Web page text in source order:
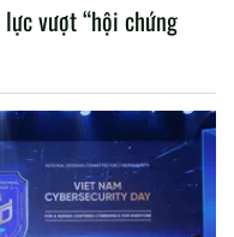
vượt “hội chứng